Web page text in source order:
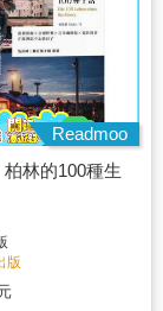
Readmoo
柏林的100種生
版